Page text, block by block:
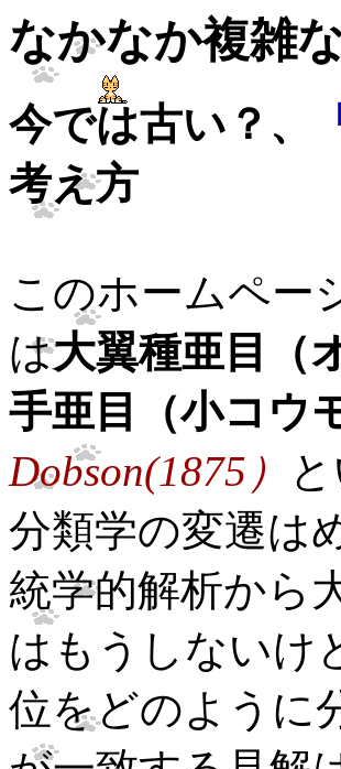
なかなか複雑
今では古い？、
考え方
このホームペー
は大翼種亜目（
手亜目（小コウ
Dobson(1875）
分類学の変遷は
統学的解析から
はもうしないけ
位をどのように